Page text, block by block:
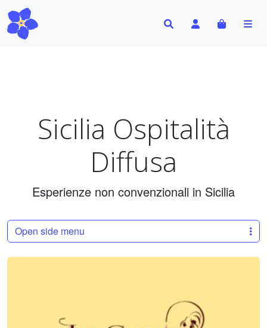
Search AccountCart
Sicilia Ospitalità
Diffusa
Esperienze non convenzionali in Sicilia
Open side menu